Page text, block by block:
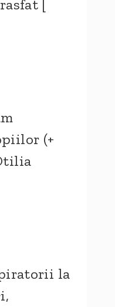
[
(+
la